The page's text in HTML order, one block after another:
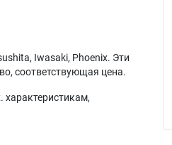
Iwasaki, Phoenix. Эти
соответствующая цена.